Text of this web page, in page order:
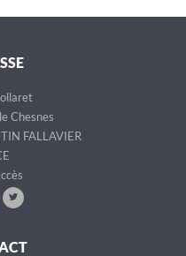
Chesnes
FALLAVIER